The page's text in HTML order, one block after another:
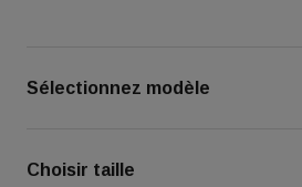
Sélectionnez modèle
Choisir taille